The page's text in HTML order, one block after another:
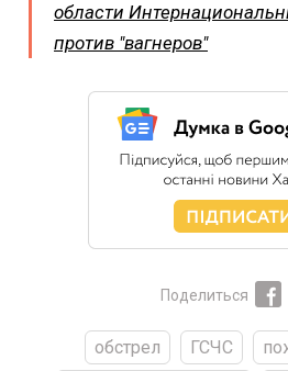
области
против "вагнеров"
Поделиться
обстрел ГСЧС